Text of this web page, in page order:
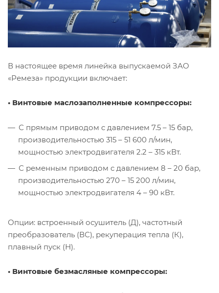
В настоящее время линейка выпускаемой ЗАО
«Ремеза» продукции включает:
• Винтовые маслозаполненные компрессоры:
С прямым приводом с давлением 7.5 – 15 бар,
производительностью 315 – 51 600 л/мин,
мощностью электродвигателя 2.2 – 315 кВт.
С ременным приводом с давлением 8 – 20 бар,
производительностью 270 – 15 200 л/мин,
мощностью электродвигателя 4 – 90 кВт.
Опции: встроенный осушитель (Д), частотный
преобразователь (ВС), рекуперация тепла (К),
плавный пуск (Н).
• Винтовые безмасляные компрессоры: